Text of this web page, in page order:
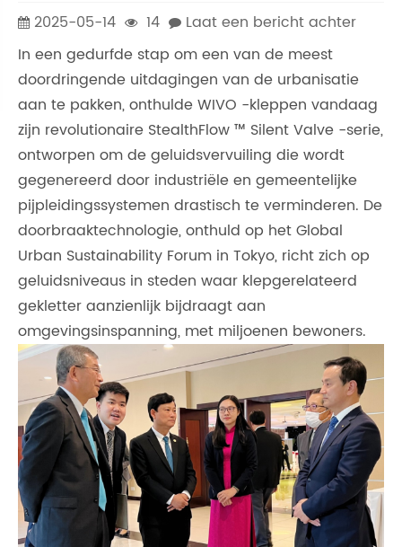
2025-05-14 14
Laat een bericht achter
In een gedurfde stap om een ​​van de meest
doordringende uitdagingen van de urbanisatie
aan te pakken, onthulde WIVO -kleppen vandaag
zijn revolutionaire StealthFlow ™ Silent Valve -serie,
ontworpen om de geluidsvervuiling die wordt
gegenereerd door industriële en gemeentelijke
pijpleidingssystemen drastisch te verminderen. De
doorbraaktechnologie, onthuld op het Global
Urban Sustainability Forum in Tokyo, richt zich op
geluidsniveaus in steden waar klepgerelateerd
gekletter aanzienlijk bijdraagt ​​aan
omgevingsinspanning, met miljoenen bewoners.